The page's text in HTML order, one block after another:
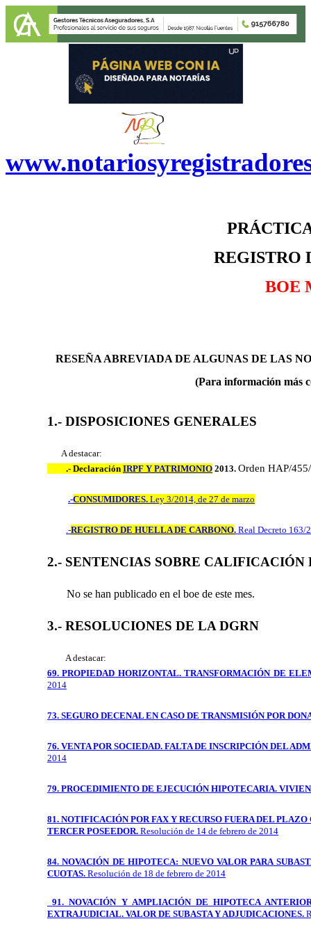
REGISTRO
BOE
RESEÑA ABREVIADA DE ALGUNAS DE LAS
(Para información más
1.- DISPOSICIONES GENERALES
A destacar:
.- Declaración IRPF Y PATRIMONIO 2013. Orden HAP/
.-CONSUMIDORES. Ley 3/2014, de 27 de marzo
.-REGISTRO DE HUELLA DE CARBONO. Real Decreto 163/
2.- SENTENCIAS SOBRE CALIFICACIÓN
No se han publicado en el boe de este mes.
3.- RESOLUCIONES DE LA DGRN
A destacar:
69. PROPIEDAD HORIZONTAL. TRANSFORMACIÓN DE
2014
73. SEGURO DECENAL EN CASO DE TRANSMISIÓN POR
76. VENTA POR SOCIEDAD. FALTA DE INSCRIPCIÓN DEL
2014
79. PROCEDIMIENTO DE EJECUCIÓN HIPOTECARIA.
81. NOTIFICACIÓN POR FAX Y RECURSO FUERA DEL
TERCER POSEEDOR. Resolución de 14 de febrero de 2014
84. NOVACIÓN DE HIPOTECA: NUEVO VALOR PARA
CUOTAS. Resolución de 18 de febrero de 2014
91. NOVACIÓN Y AMPLIACIÓN DE HIPOTECA
EXTRAJUDICIAL. VALOR DE SUBASTA Y ADJUDICACIONES.